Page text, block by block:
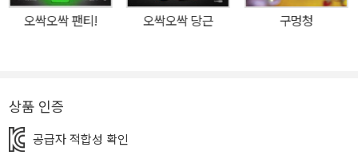
한 크레용이었어요. 그때부터 재스퍼의 일상이 변했어요. 공부를 하
나도 안 했지만 보라색 크레용으로 받아쓰기를 보면 100점이었어요.
이…… 재스퍼에게 말을 걸기 시작했거든요. 재스퍼는 오싹오싹했어
통에 넣고 지퍼를 잠가 보아도 크레용은 어느 새 그림을 그려 놓곤 했
오싹오싹 팬티! 오싹오싹 당근 구멍청
상품 인증
공급자 적합성 확인